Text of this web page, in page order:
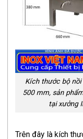
Kích thước bộ
500 mm, sản
tại xưởng
Trên đây là kích